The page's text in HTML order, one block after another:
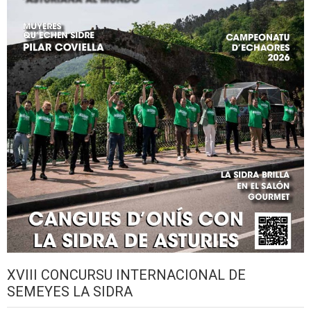
XVIII CONCURSU INTERNACIONAL DE
SEMEYES LA SIDRA